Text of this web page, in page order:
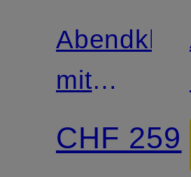
Abendkleid
mit
Spitze
und
CHF 259